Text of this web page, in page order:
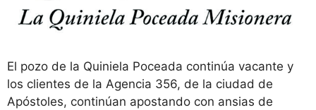
El pozo de la Quiniela Poceada continúa vacante y
los clientes de la Agencia 356, de la ciudad de
Apóstoles, continúan apostando con ansias de